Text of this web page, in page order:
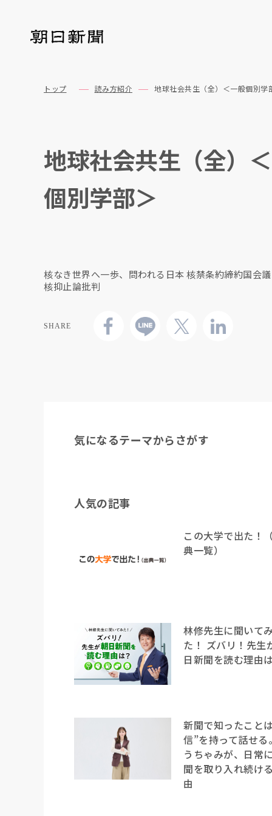
トップ 読み方紹介 地球社会共生（全）＜一般個別学
地球社会共生（全）
個別学部＞
核なき世界へ一歩、問われる日本 核禁条約締約国会
核抑止論批判
SHARE
気になるテーマからさがす
人気の記事
この大学で出た！
典一覧）
林修先生に聞いて
た！ ズバリ！先生
日新聞を読む理由
新聞で知ったこと
信”を持って話せる
うちゃみが、日常
聞を取り入れ続け
由